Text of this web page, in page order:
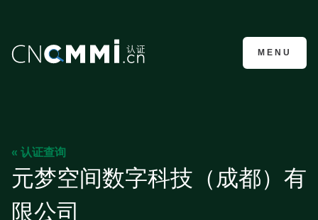
CMMI认证咨询
MENU
« 认证查询
元梦空间数字科技（成都）有
限公司